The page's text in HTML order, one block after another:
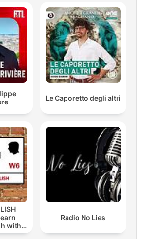
Le Caporetto degli altri
with
Radio No Lies